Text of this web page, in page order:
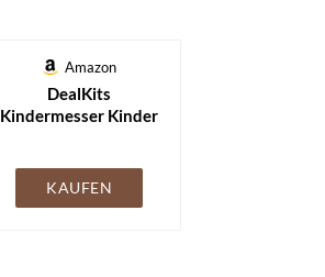
Amazon
DealKits
Kindermesser Kinder
Küchenmesser-Set
zum Schneiden
KAUFEN